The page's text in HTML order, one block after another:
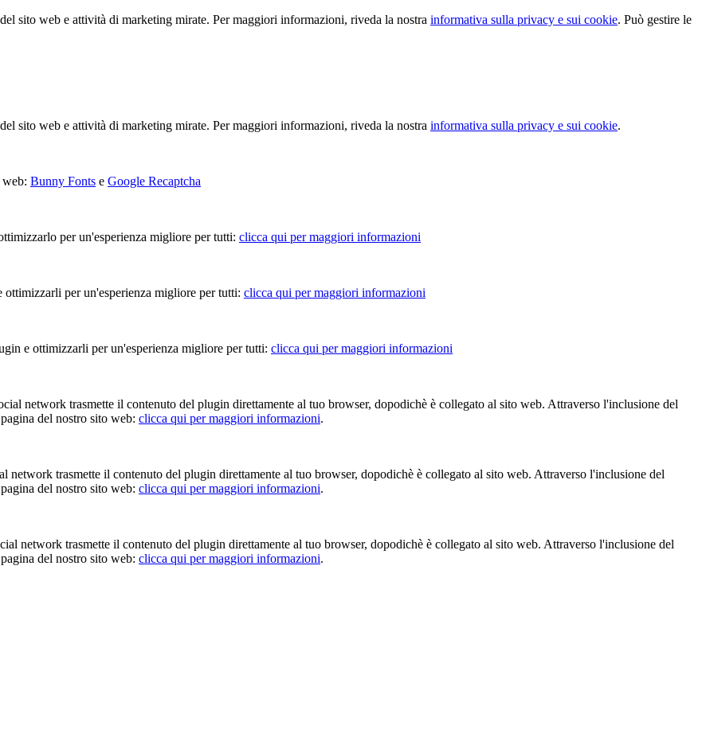
sito web e attività di marketing mirate. Per maggiori informazioni, riveda la nostra informativa sulla privacy e sui cookie. Può gestire le
sito web e attività di marketing mirate. Per maggiori informazioni, riveda la nostra informativa sulla privacy e sui cookie.
Bunny Fonts e Google Recaptcha
per un'esperienza migliore per tutti: clicca qui per maggiori informazioni
per un'esperienza migliore per tutti: clicca qui per maggiori informazioni
e ottimizzarli per un'esperienza migliore per tutti: clicca qui per maggiori informazioni
network trasmette il contenuto del plugin direttamente al tuo browser, dopodichè è collegato al sito web. Attraverso l'inclusione del
del nostro sito web: clicca qui per maggiori informazioni.
trasmette il contenuto del plugin direttamente al tuo browser, dopodichè è collegato al sito web. Attraverso l'inclusione del
del nostro sito web: clicca qui per maggiori informazioni.
network trasmette il contenuto del plugin direttamente al tuo browser, dopodichè è collegato al sito web. Attraverso l'inclusione del
del nostro sito web: clicca qui per maggiori informazioni.